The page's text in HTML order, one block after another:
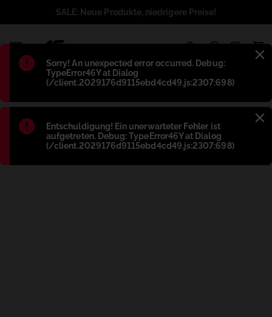
Błąd:
Sorry! An unexpected error occurred. Debug:
TypeError46Y at Dialog
(/client.2029176d9115ebd4cd49.js:2307:698)
Błąd:
Entschuldigung! Ein unerwarteter Fehler ist
aufgetreten. Debug: TypeError46Y at Dialog
(/client.2029176d9115ebd4cd49.js:2307:698)
SALE: Neue Produkte, niedrigere Preise!